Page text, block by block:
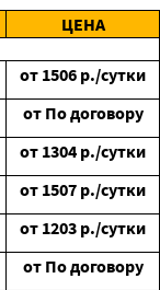
ЦЕНА
от 1506 р./сутки
от По договору
от 1304 р./сутки
от 1507 р./сутки
от 1203 р./сутки
от По договору